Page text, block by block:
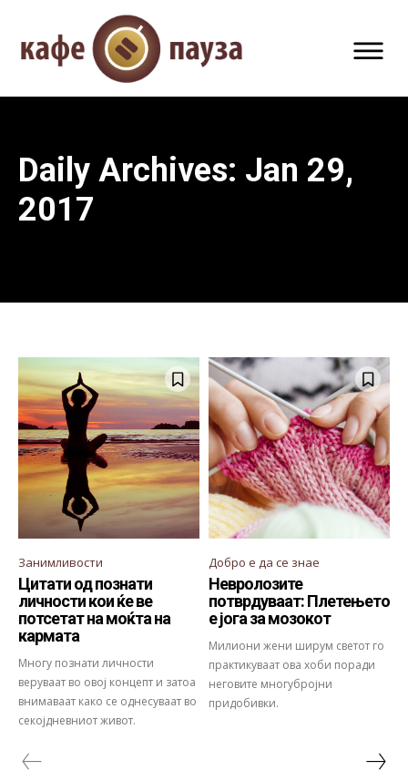
Daily Archives: Jan 29,
2017
Занимливости
Цитати од познати
личности кои ќе ве
потсетат на моќта на
кармата
Многу познати личности
веруваат во овој концепт и затоа
внимаваат како се однесуваат во
секојдневниот живот.
Добро е да се знае
Невролозите
потврдуваат: Плетењето
е јога за мозокот
Милиони жени ширум светот го
практикуваат ова хоби поради
неговите многубројни
придобивки.